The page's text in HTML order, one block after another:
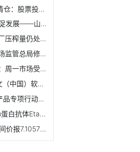
就有卖，这是很...
矿局二四八大队...
于高位 焦点热文
发布两项国家标准
好反弹修复，哪些...
限公司为公司原...
项行动启动
获美国FDA快速通...
上调49个基点|热议